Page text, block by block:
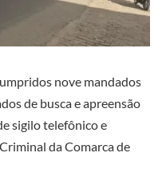
nove mandados
de busca e apreensão
sigilo telefônico e
da Comarca de